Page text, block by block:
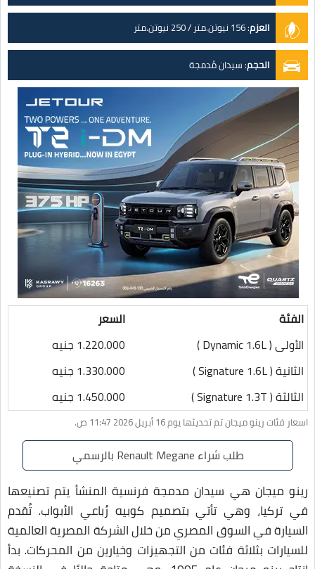
العزم:156 نيوتن.متر / 250 نيوتن.متر
الحجم:سيدان مُدمجة
الفئة
السعر
الأولى ( Dynamic 1.6L )
1.220.000 جنيه
الثانية ( Signature 1.6L )
1.330.000 جنيه
الثالثة ( Signature 1.3T )
1.450.000 جنيه
اسعار فئات رينو ميجان تم تحديثها يوم 16 أبريل 2026 11:47 ص.
طلب شراء Renault Megane بالرسمي
رينو ميجان هي سيدان مدمجة فرنسية المنشأ يتم تصنيعها
في تركيا، وهي تأتي بتصميم كوبيه رُباعي الأبواب. تُقدم
السيارة في السوق المصري من خلال الشركة المصرية العالمية
للسيارات بثلاثة فئات من التجهيزات وخيارين من المحركات. بدأ